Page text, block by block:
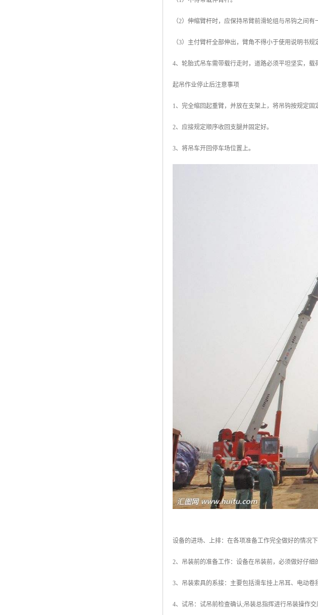
（2）伸缩臂杆时，应保持吊臂前滑轮组与吊钩之间
（3）主付臂杆全部伸出，臂角不得小于使用说明书
4、轮胎式吊车需带载行走时，道路必须平坦坚实，载
起吊作业停止后注意事项
1、完全缩回起重臂，并放在支架上，将吊钩按规定固
2、应接规定顺序收回支腿并固定好。
3、将吊车开回停车场位置上。
设备的进场、上排：在各项准备工作完全做好的情况
2、吊装前的准备工作：设备在吊装前，必须做好仔
3、吊装索具的系接：主要包括滑车挂上吊耳、电动卷
4、试吊：试吊前检查确认;吊装总指挥进行吊装操作